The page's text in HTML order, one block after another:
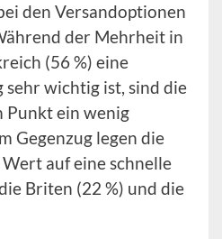
den Versandoptionen
der Mehrheit in
(56 %) eine
sehr wichtig ist, sind die
Punkt ein wenig
Gegenzug legen die
auf eine schnelle
Briten (22 %) und die